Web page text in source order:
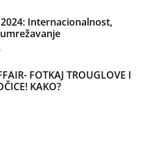
2024: Internacionalnost,
FOTKAJ TROUGLOVE I
KAKO?